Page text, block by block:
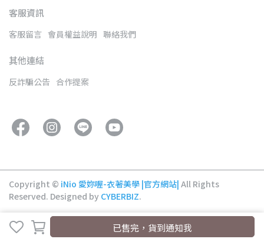
已售完，貨到通知我
客服資訊
客服留言 會員權益說明 聯絡我們
其他連結
反詐騙公告 合作提案
Copyright © iNio 愛妳喔-衣著美學 |官方網站| All Rights
Reserved. Designed by CYBERBIZ.